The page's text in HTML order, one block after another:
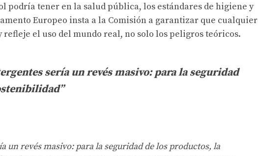
podría tener en la salud pública, los estándares de higiene y
Europeo insta a la Comisión a garantizar que cualquier
el uso del mundo real, no solo los peligros teóricos.
sería un revés masivo: para la seguridad
un revés masivo: para la seguridad de los productos, la